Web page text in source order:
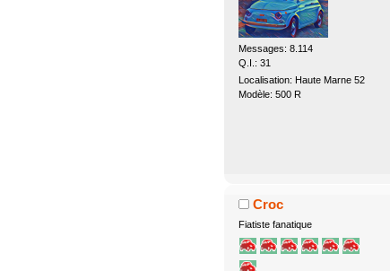
Messages: 8.114
Q.I.: 31
Localisation: Haute Marne 52
Modèle: 500 R
Croc
Fiatiste fanatique